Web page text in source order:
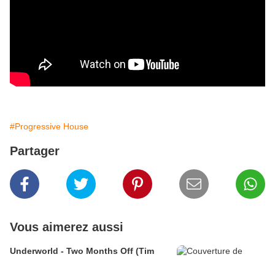
#Progressive House
Partager
Vous aimerez aussi
Underworld - Two Months Off (Tim